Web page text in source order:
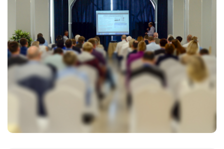
поставщиков
Транспортирование РАО
Переработка и кондиционирование РАО
Обеспечение безопасного хранения РАО
Обследование объектов и территорий на соответствие
требованиям радиационной безопасности
Обследование радиоактивно загрязненных и
потенциально радиоактивно загрязненных объектов и
территорий